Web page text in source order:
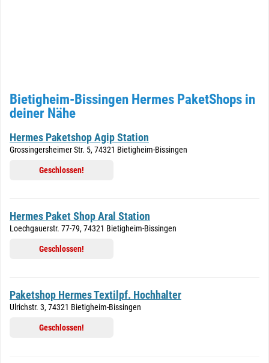
Bietigheim-Bissingen Hermes PaketShops in
deiner Nähe
Hermes Paketshop Agip Station
Grossingersheimer Str. 5, 74321 Bietigheim-Bissingen
Geschlossen!
Hermes Paket Shop Aral Station
Loechgauerstr. 77-79, 74321 Bietigheim-Bissingen
Geschlossen!
Paketshop Hermes Textilpf. Hochhalter
Ulrichstr. 3, 74321 Bietigheim-Bissingen
Geschlossen!